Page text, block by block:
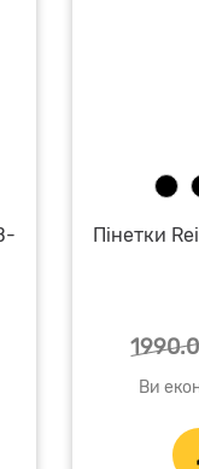
Пінетки
Ви